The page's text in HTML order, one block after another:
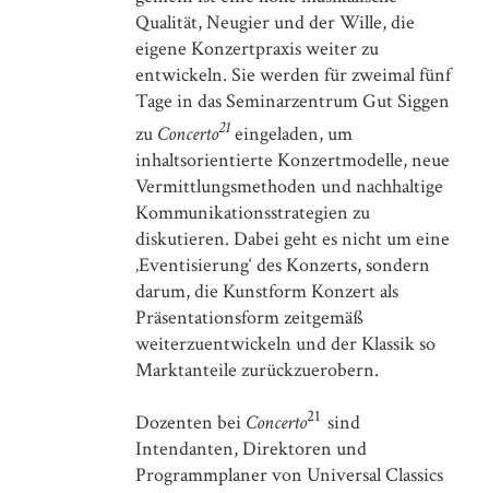
Qualität, Neugier und der Wille, die
eigene Konzertpraxis weiter zu
entwickeln. Sie werden für zweimal fünf
Tage in das Seminarzentrum Gut Siggen
zu Concerto21 eingeladen, um
inhaltsorientierte Konzertmodelle, neue
Vermittlungsmethoden und nachhaltige
Kommunikationsstrategien zu
diskutieren. Dabei geht es nicht um eine
‚Eventisierung‘ des Konzerts, sondern
darum, die Kunstform Konzert als
Präsentationsform zeitgemäß
weiterzuentwickeln und der Klassik so
Marktanteile zurückzuerobern.
Dozenten bei Concerto21 sind
Intendanten, Direktoren und
Programmplaner von Universal Classics